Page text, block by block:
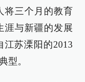
将三个月的教育
涯与新疆的发展
江苏溧阳的2013
型。